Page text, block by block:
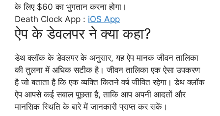
के लिए $60 का भुगतान करना होगा।
Death Clock App : iOS App
ऐप के डेवलपर ने क्या कहा?
डेथ क्लॉक के डेवलपर के अनुसार, यह ऐप मानक जीवन तालिका
की तुलना में अधिक सटीक है। जीवन तालिका एक ऐसा उपकरण
है जो बताता है कि एक व्यक्ति कितने वर्ष जीवित रहेगा। डेथ क्लॉक
ऐप आपसे कई सवाल पूछता है, ताकि आप अपनी आदतों और
मानसिक स्थिति के बारे में जानकारी प्राप्त कर सकें।